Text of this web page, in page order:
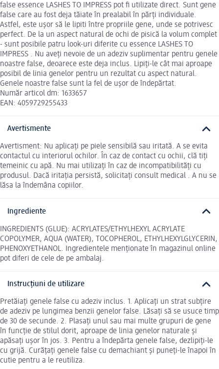
false essence LASHES TO IMPRESS pot fi utilizate direct. Sunt gene
false care au fost deja tăiate în prealabil în părți individuale.
Astfel, este ușor să le lipiti între propriile gene, unde se potrivesc
perfect. De la un aspect natural de ochi de pisică la volum complet
- sunt posibile patru look-uri diferite cu essence LASHES TO
IMPRESS . Nu aveți nevoie de un adeziv suplimentar pentru genele
noastre false, deoarece este deja inclus. Lipiți-le cât mai aproape
posibil de linia genelor pentru un rezultat cu aspect natural.
Genele noastre false sunt la fel de ușor de îndepărtat.
Număr articol dm: 1633657
EAN: 4059729255433
Avertismente
Avertisment: Nu aplicați pe piele sensibilă sau iritată. A se evita
contactul cu interiorul ochilor. În caz de contact cu ochii, clă tiți
temeinic cu apă. Nu mai utilizați în caz de incompatibilități cu
produsul. Dacă iritația persistă, solicitați consult medical . A nu se
lăsa la îndemâna copiilor.
Ingrediente
INGREDIENTS (GLUE): ACRYLATES/ETHYLHEXYL ACRYLATE
COPOLYMER, AQUA (WATER), TOCOPHEROL, ETHYLHEXYLGLYCERIN,
PHENOXYETHANOL. Ingredientele menționate în magazinul online
pot diferi de cele de pe ambalaj.
Instrucțiuni de utilizare
Pretăiați genele false cu adeziv inclus. 1. Aplicați un strat subțire
de adeziv pe lungimea benzii genelor false. Lăsați să se usuce timp
de 30 de secunde. 2. Plasați unul sau mai multe grupuri de gene
în funcție de stilul dorit, aproape de linia genelor naturale și
apăsați ușor în jos. 3. Pentru a îndepărta genele false, dezlipiți-le
cu grijă. Curățați genele false cu demachiant și puneți-le înapoi în
cutie pentru a le reutiliza.